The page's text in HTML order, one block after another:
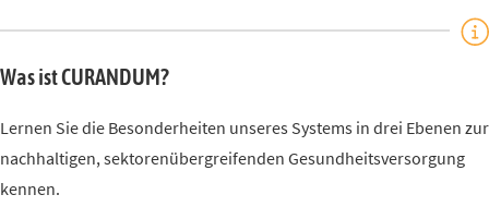
Was ist CURANDUM?
Lernen Sie die Besonderheiten unseres Systems in drei Ebenen zur
nachhaltigen, sektorenübergreifenden Gesundheitsversorgung
kennen.